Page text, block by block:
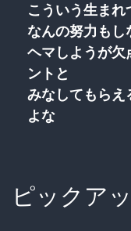
こういう生ま
なんの努力もし
ヘマしようが欠
ントと
みなしてもらえ
よな
ピックア